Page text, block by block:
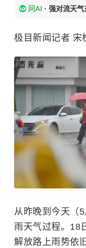
问AI · 强对流天气
极目新闻记者 宋
从昨晚到今天（
雨天气过程。18
解放路上雨势依